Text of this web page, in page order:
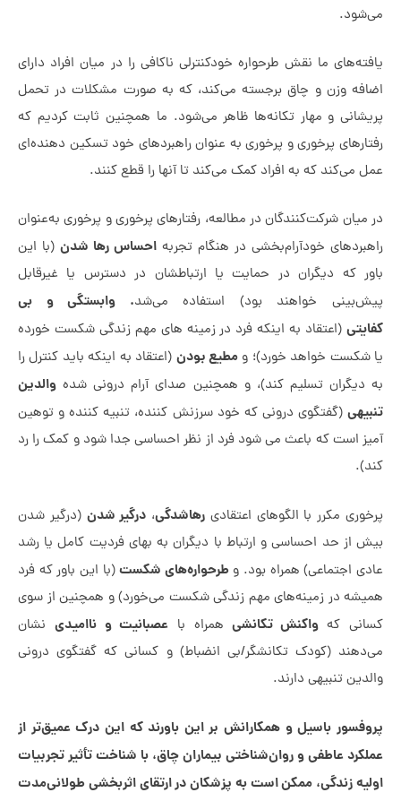
ما نقش طرحواره خودکنترلی ناکافی را در میان افراد دارای
وزن و چاق برجسته می‌کند، که به صورت مشکلات در تحمل
و مهار تکانه‌ها ظاهر می‌شود. ما همچنین ثابت کردیم که
پرخوری و پرخوری به عنوان راهبردهای خود تسکین دهنده‌ای
می‌کند که به افراد کمک می‌کند تا آنها را قطع کنند.
شرکت‌کنندگان در مطالعه، رفتارهای پرخوری و پرخوری به‌عنوان
خودآرام‌بخشی در هنگام تجربه احساس رها شدن(با این
که دیگران در حمایت یا ارتباطشان در دسترس یا غیرقابل
خواهند بود) استفاده می‌شد
. وابستگی و بی
(اعتقاد به اینکه فرد در زمینه های مهم زندگی شکست خورده
خواهد خورد)؛ ومطیع بودن(اعتقاد به اینکه باید کنترل را
تسلیم کند)، و همچنین صدای آرام درونی شده والدین
(گفتگوی درونی که خود سرزنش کننده، تنبیه کننده و توهین
است که باعث می شود فرد از نظر احساسی جدا شود و کمک را رد
مکرر با الگوهای اعتقادیرهاشدگی،درگیر شدن(درگیر شدن
از حد احساسی و ارتباط با دیگران به بهای فردیت کامل یا رشد
اجتماعی) همراه بود. وطرحواره‌های شکست(با این باور که فرد
در زمینه‌های مهم زندگی شکست می‌خورد) و همچنین از سوی
کهواکنش تکانشیهمراه باعصبانیت و ناامیدینشان
(کودک تکانشگر/بی انضباط) و کسانی که گفتگوی درونی
تنبیهی دارند.
باسیل و همکارانش بر این باورند که این درک عمیق‌تر از
عاطفی و روان‌شناختی بیماران چاق، با شناخت تأثیر تجربیات
زندگی، ممکن است به پزشکان در ارتقای اثربخشی طولانی‌مدت